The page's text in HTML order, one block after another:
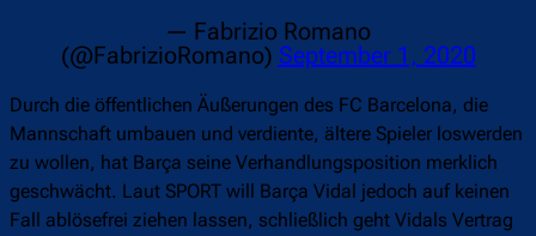
— Fabrizio Romano
(@FabrizioRomano) September 1, 2020
Durch die öffentlichen Äußerungen des FC Barcelona, die
Mannschaft umbauen und verdiente, ältere Spieler loswerden
zu wollen, hat Barça seine Verhandlungsposition merklich
geschwächt. Laut SPORT will Barça Vidal jedoch auf keinen
Fall ablösefrei ziehen lassen, schließlich geht Vidals Vertrag